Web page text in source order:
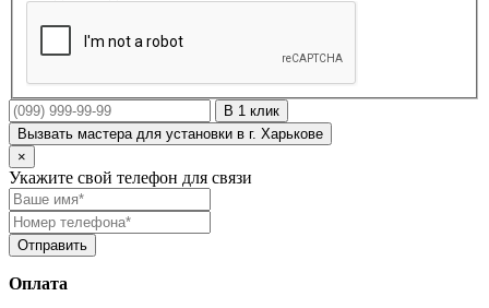
В 1 клик
Вызвать мастера для установки в г. Харькове
×
Укажите свой телефон для связи
Оплата